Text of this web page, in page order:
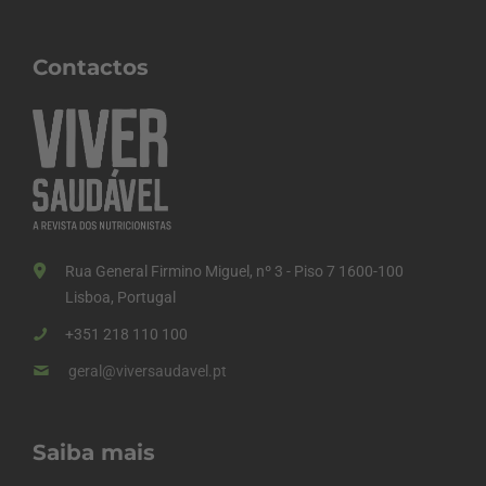
Contactos
Rua General Firmino Miguel, nº 3 - Piso 7 1600-100
Lisboa, Portugal
+351 218 110 100
geral@viversaudavel.pt
Saiba mais